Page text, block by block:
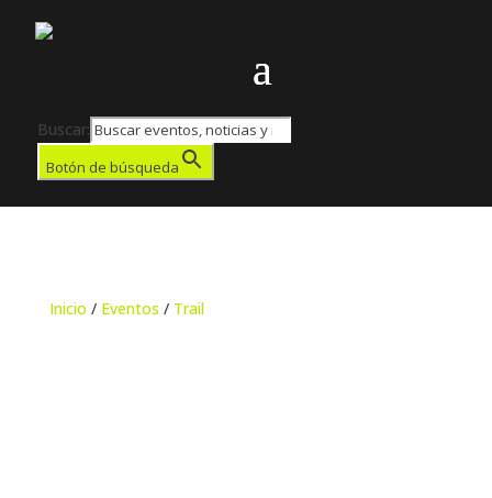
Buscar:
Botón de búsqueda
Inicio / Eventos / Trail